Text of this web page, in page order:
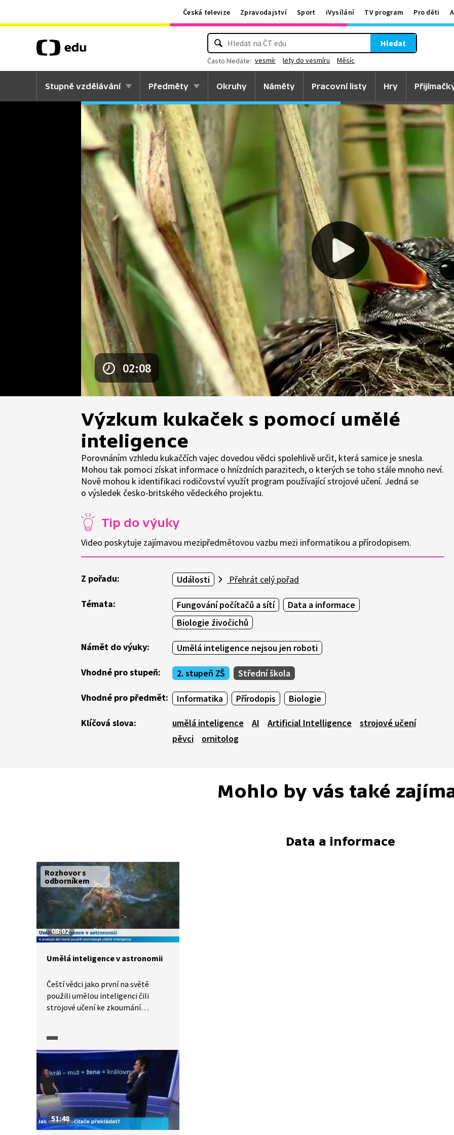
Česká televize Zpravodajství Sport iVysílání TV program Pro děti
Hledat
Často hledáte: vesmír lety do vesmíru Měsíc
Stupně vzdělávání Předměty Okruhy Náměty Pracovní listy Hry
02:08
Výzkum kukaček s pomocí umělé
inteligence
Porovnáním vzhledu kukaččích vajec dovedou vědci spolehlivě určit, která samice je snesla.
Mohou tak pomoci získat informace o hnízdních parazitech, o kterých se toho stále mnoho neví.
Nově mohou k identifikaci rodičovství využít program používající strojové učení. Jedná se
o výsledek česko-britského vědeckého projektu.
Tip do výuky
Video poskytuje zajímavou mezipředmětovou vazbu mezi informatikou a přírodopisem.
Z pořadu: Události Přehrát celý pořad
Témata: Fungování počítačů a sítí
Data a informace
Biologie živočichů
Námět do výuky: Umělá inteligence nejsou jen roboti
Vhodné pro stupeň: 2. stupeň ZŠ Střední škola
Vhodné pro předmět: Informatika Přírodopis Biologie
Klíčová slova: umělá inteligence AI Artificial Intelligence
strojové učení
pěvci
ornitolog
Mohlo by vás také
Data a informace
Rozhovor s
odborníkem
08:02
Umělá inteligence v astronomii
Čeští vědci jako první na světě
použili umělou inteligenci čili
strojové učení ke zkoumání
bezmála tisíc nových objektů.
Jedná se o velký pokrok v oblasti
spektroskopie. O nové převratné
technologii hovoří Petr Škoda
z Astronomického ústavu
Akademie věd.
51:48